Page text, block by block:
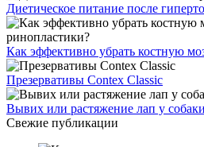
Диетическое питание после
Как эффективно убрать костную
Презервативы Contex Classic
Вывих или растяжение лап у
Свежие публикации